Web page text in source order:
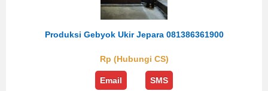
Produksi Gebyok Ukir Jepara 081386361900
Rp (Hubungi CS)
Email SMS